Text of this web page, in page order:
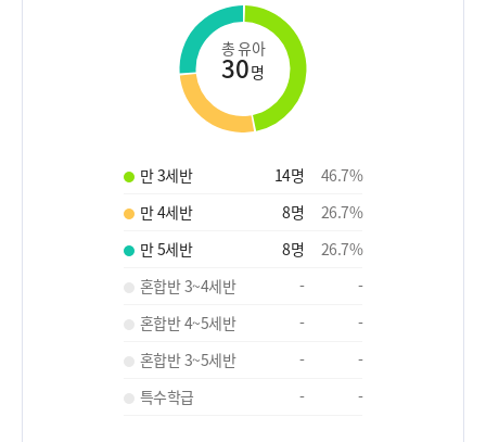
총 유아
30명
만 3세반 14명 46.7%
만 4세반
8명 26.7%
만 5세반
8명 26.7%
혼합반 3~4세반
-
-
혼합반 4~5세반
-
-
혼합반 3~5세반
-
-
특수학급
- -